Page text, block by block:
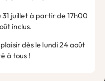
Nom*
juillet à partir de 17h00
inclus.
dès le lundi 24 août
à tous !